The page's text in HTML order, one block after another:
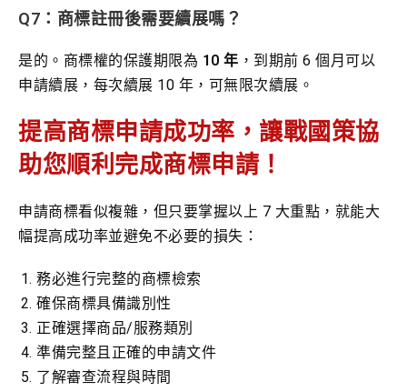
Q7：商標註冊後需要續展嗎？
是的。商標權的保護期限為 10 年 ，到期前 6 個月可以
申請續展，每次續展 10 年，可無限次續展。
提高商標申請成功率，讓戰國策協
助您順利完成商標申請！
申請商標看似複雜，但只要掌握以上 7 大重點，就能大
幅提高成功率並避免不必要的損失：
務必進行完整的商標檢索
確保商標具備識別性
正確選擇商品/服務類別
準備完整且正確的申請文件
了解審查流程與時間